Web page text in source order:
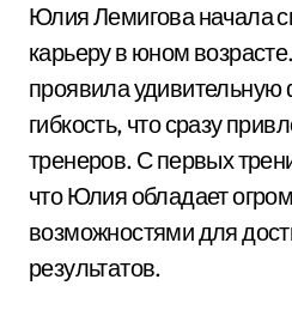
Юлия Лемигова начала
карьеру в юном
проявила удивительную
гибкость, что сразу
тренеров. С первых
что Юлия обладает
возможностями для
результатов.